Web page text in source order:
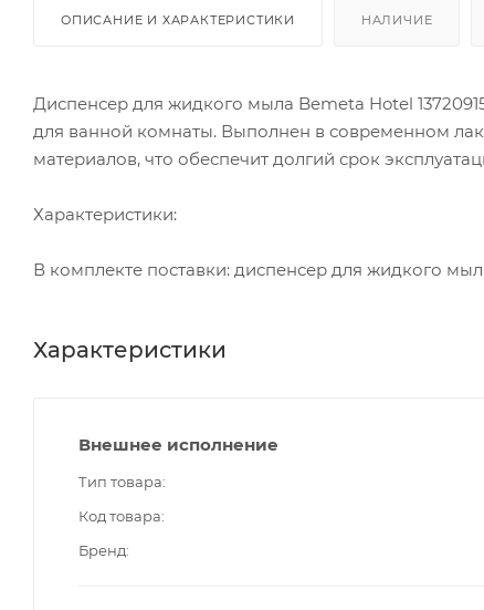
ОПИСАНИЕ И ХАРАКТЕРИСТИКИ НАЛИЧИЕ
Диспенсер для жидкого мыла Bemeta Hotel
для ванной комнаты. Выполнен в современном
материалов, что обеспечит долгий срок
Характеристики:
В комплекте поставки: диспенсер для жидкого
Характеристики
Внешнее исполнение
Тип товара
Код товара
Бренд